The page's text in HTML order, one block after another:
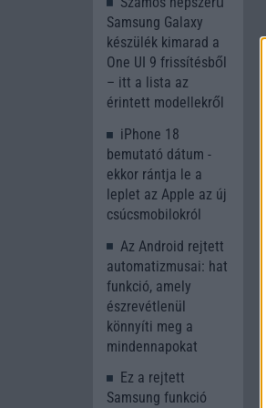
Samsung Galaxy
készülék kimarad a
One UI 9 frissítésből
– itt a lista az
érintett modellekről
iPhone 18
bemutató dátum -
ekkor rántja le a
leplet az Apple az új
csúcsmobilokról
Az Android rejtett
automatizmusai: hat
funkció, amely
észrevétlenül
könnyíti meg a
mindennapokat
Ez a rejtett
Samsung funkció